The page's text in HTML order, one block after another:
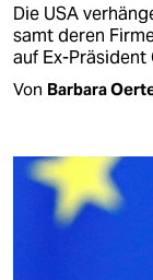
Die USA
samt deren
auf Ex-Präsident
Von Barbara